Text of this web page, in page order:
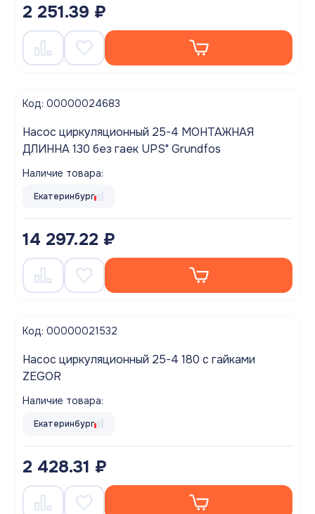
2 251.39 ₽
Код: 00000024683
Насос циркуляционный 25-4 МОНТАЖНАЯ
ДЛИННА 130 без гаек UPS" Grundfos
Наличие товара:
Екатеринбург
14 297.22 ₽
Код: 00000021532
Насос циркуляционный 25-4 180 с гайками
ZEGOR
Наличие товара:
Екатеринбург
2 428.31 ₽